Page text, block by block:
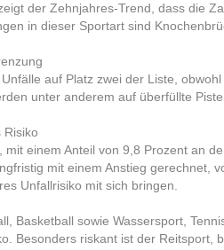
der Zehnjahres-Trend, dass die
in dieser Sportart sind
auf Platz zwei der Liste,
unter anderem auf überfüllte
Risiko
einem Anteil von 9,8 Prozent an
mit einem Anstieg gerechnet,
Unfallrisiko mit sich bringen.
Basketball sowie Wassersport,
Besonders riskant ist der Reitsport,